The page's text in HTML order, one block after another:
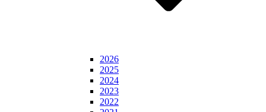
2026
2025
2024
2023
2022